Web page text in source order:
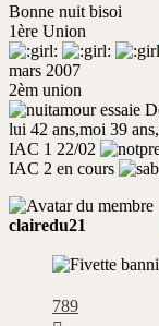
Bonne nuit bisoi
1ère Union
mars 2007
2èm union
essaie
lui 42 ans,moi 39
IAC 1 22/02
IAC 2 en cours
clairedu21
789